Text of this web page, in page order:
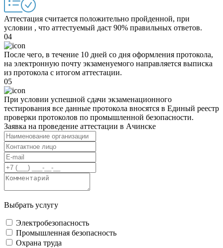
Аттестация считается положительно пройденной, при
условии , что аттестуемый даст 90% правильных ответов.
04
После чего, в течение 10 дней со дня оформления протокола,
на электронную почту экзаменуемого направляется выписка
из протокола с итогом аттестации.
05
При условии успешной сдачи экзаменационного
тестирования все данные протокола вносятся в Единый реестр
проверки протоколов по промышленной безопасности.
Заявка на проведение аттестации в Ачинске
Выбрать услугу
Электробезопасность
Промышленная безопасность
Охрана труда